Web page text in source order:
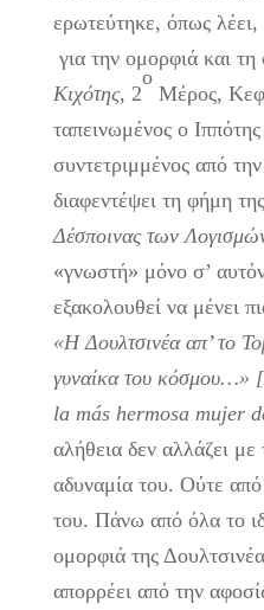
ερωτεύτηκε, όπως
για την ομορφιά και
Κιχότης, 2
ο
Μέρος,
ταπεινωμένος ο
συντετριμμένος από
διαφεντέψει τη φήμη
Δέσποινας των
«γνωστή» μόνο σ’
εξακολουθεί να μένει
«Η Δουλτσινέα απ’ το
γυναίκα του κόσμου…»
la más hermosa mujer
αλήθεια δεν αλλάζει
αδυναμία του. Ούτε
του. Πάνω από όλα το
ομορφιά της
απορρέει από την